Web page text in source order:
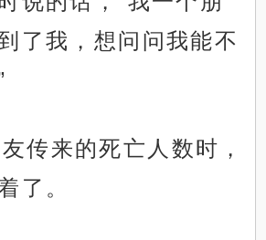
了我，想问问我能不
传来的死亡人数时，
了。